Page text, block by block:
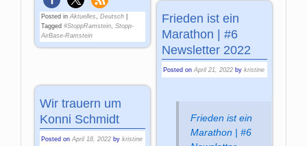
Posted in Aktuelles,Deutsch
Tagged #StoppRamstein,Stopp-
AirBase-Ramstein
Frieden ist ein
Marathon | #6
Newsletter 2022
Posted on April 21, 2022 by kristine
Frieden ist ein
Marathon | #6
Wir trauern um
Konni Schmidt
Posted onApril 18, 2022 bykristine